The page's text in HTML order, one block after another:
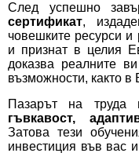
След успешно
сертификат,
човешките ресурси
и признат в целия
доказва реалните
възможности, както в
Пазарът на труда
гъвкавост,
Затова тези
инвестиция във вас